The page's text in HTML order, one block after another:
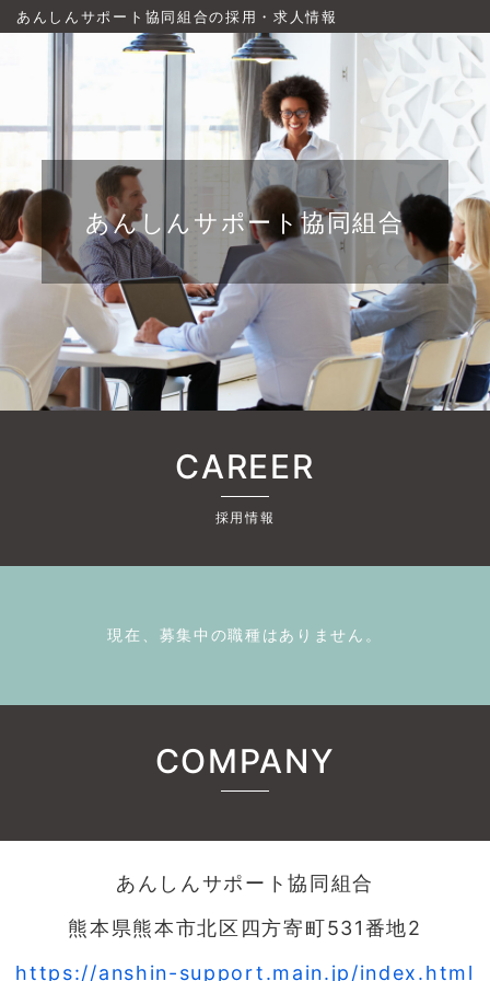
あんしんサポート協同組合の採用・求人情報
あんしんサポート協同組合
CAREER
採用情報
現在、募集中の職種はありません。
COMPANY
あんしんサポート協同組合
熊本県熊本市北区四方寄町531番地2
https://anshin-support.main.jp/index.html